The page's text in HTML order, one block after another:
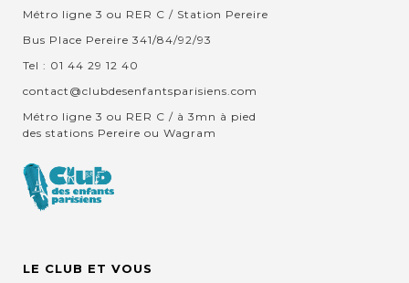
Métro ligne 3 ou RER C / Station Pereire
Bus Place Pereire 341/84/92/93
Tel : 01 44 29 12 40
contact@clubdesenfantsparisiens.com
Métro ligne 3 ou RER C / à 3mn à pied
des stations Pereire ou Wagram
LE CLUB ET VOUS